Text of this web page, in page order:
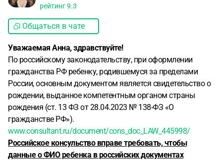
рейтинг9.3
Общаться в чате
Уважаемая Анна, здравствуйте!
По российскому законодательству, при оформлении
гражданства РФ ребенку, родившемуся за пределами
России, основным документом является свидетельство о
рождении, выданное компетентным органом страны
рождения (ст. 13 ФЗ от 28.04.2023 № 138-ФЗ «О
гражданстве РФ»).
www.consultant.ru/document/cons_doc_LAW_445998/
Российское консульство вправе требовать, чтобы
данные о ФИО ребенка в российских документах